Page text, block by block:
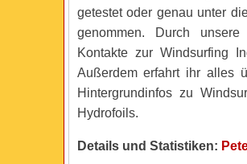
getestet oder genau unter
genommen. Durch unsere
Kontakte zur Windsurfing
Außerdem erfahrt ihr alles
Hintergrundinfos zu
Hydrofoils.
Details und Statistiken: